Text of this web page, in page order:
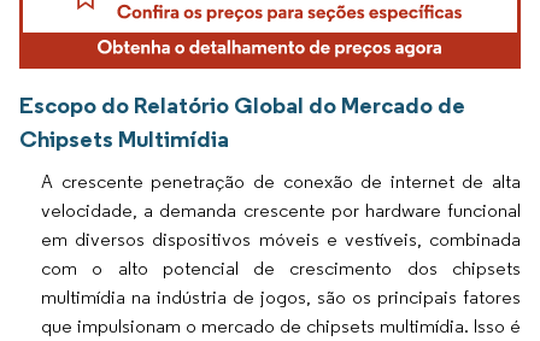
Escopo do Relatório Global do Mercado de
Chipsets Multimídia
A crescente penetração de conexão de internet de alta
velocidade, a demanda crescente por hardware funcional
em diversos dispositivos móveis e vestíveis, combinada
com o alto potencial de crescimento dos chipsets
multimídia na indústria de jogos, são os principais fatores
que impulsionam o mercado de chipsets multimídia. Isso é